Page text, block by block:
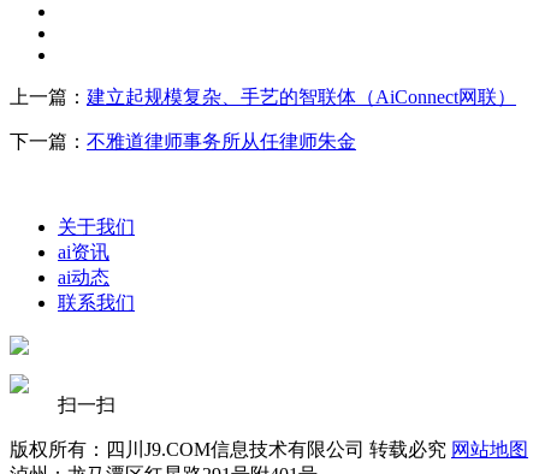
上一篇： 建立起规模复杂、手艺的智联体（AiConnect网联）
下一篇： 不雅道律师事务所从任律师朱金
关于我们
ai资讯
ai动态
联系我们
扫一扫
版权所有：四川J9.COM信息技术有限公司 转载必究 网站地图